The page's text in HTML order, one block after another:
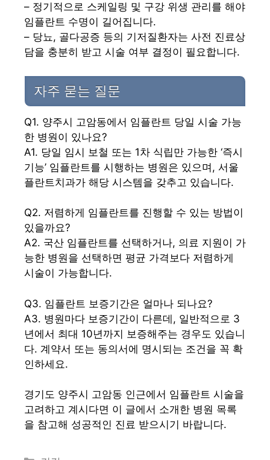
– 정기적으로 스케일링 및 구강 위생 관리를 해야
임플란트 수명이 길어집니다.
– 당뇨, 골다공증 등의 기저질환자는 사전 진료상
담을 충분히 받고 시술 여부 결정이 필요합니다.
자주 묻는 질문
Q1. 양주시 고암동에서 임플란트 당일 시술 가능
한 병원이 있나요?
A1. 당일 임시 보철 또는 1차 식립만 가능한 ‘즉시
기능’ 임플란트를 시행하는 병원은 있으며, 서울
플란트치과가 해당 시스템을 갖추고 있습니다.
Q2. 저렴하게 임플란트를 진행할 수 있는 방법이
있을까요?
A2. 국산 임플란트를 선택하거나, 의료 지원이 가
능한 병원을 선택하면 평균 가격보다 저렴하게
시술이 가능합니다.
Q3. 임플란트 보증기간은 얼마나 되나요?
A3. 병원마다 보증기간이 다른데, 일반적으로 3
년에서 최대 10년까지 보증해주는 경우도 있습니
다. 계약서 또는 동의서에 명시되는 조건을 꼭 확
인하세요.
경기도 양주시 고암동 인근에서 임플란트 시술을
고려하고 계시다면 이 글에서 소개한 병원 목록
을 참고해 성공적인 진료 받으시기 바랍니다.